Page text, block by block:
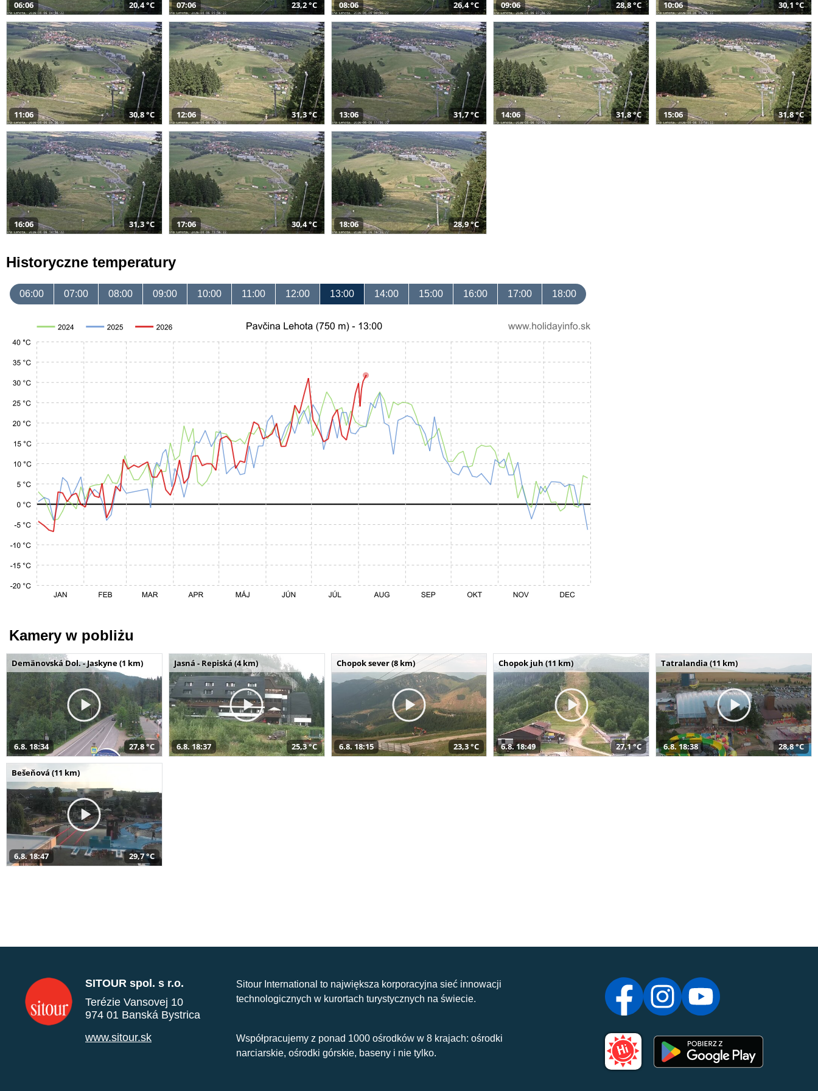
06:06 20,4 °C 07:06 23,2 °C 08:06 26,4 °C 09:06 28,8 °C 10:06 30,1 °C
11:06 30,8 °C 12:06 31,3 °C 13:06 31,7 °C 14:06 31,8 °C 15:06 31,8 °C
16:06 31,3 °C 17:06 30,4 °C 18:06 28,9 °C
Historyczne temperatury
06:00 07:00 08:00 09:00 10:00 11:00 12:00 13:00 14:00 15:00 16:00 17:00 18:00
Kamery w pobliżu
Demänovská Dol. - Jaskyne (1 km)
6.8. 18:34 27,8 °C
Jasná - Repiská (4 km)
6.8. 18:37 25,3 °C
Chopok sever (8 km)
6.8. 18:15 23,3 °C
Chopok juh (11 km)
6.8. 18:49 27,1 °C
Tatralandia (11 km)
6.8. 18:38 28,8 °C
Bešeňová (11 km)
6.8. 18:47 29,7 °C
SITOUR spol. s r.o.
Terézie Vansovej 10
974 01 Banská Bystrica
www.sitour.sk
Sitour International to największa korporacyjna sieć innowacji
technologicznych w kurortach turystycznych na świecie.
Współpracujemy z ponad 1000 ośrodków w 8 krajach: ośrodki
narciarskie, ośrodki górskie, baseny i nie tylko.